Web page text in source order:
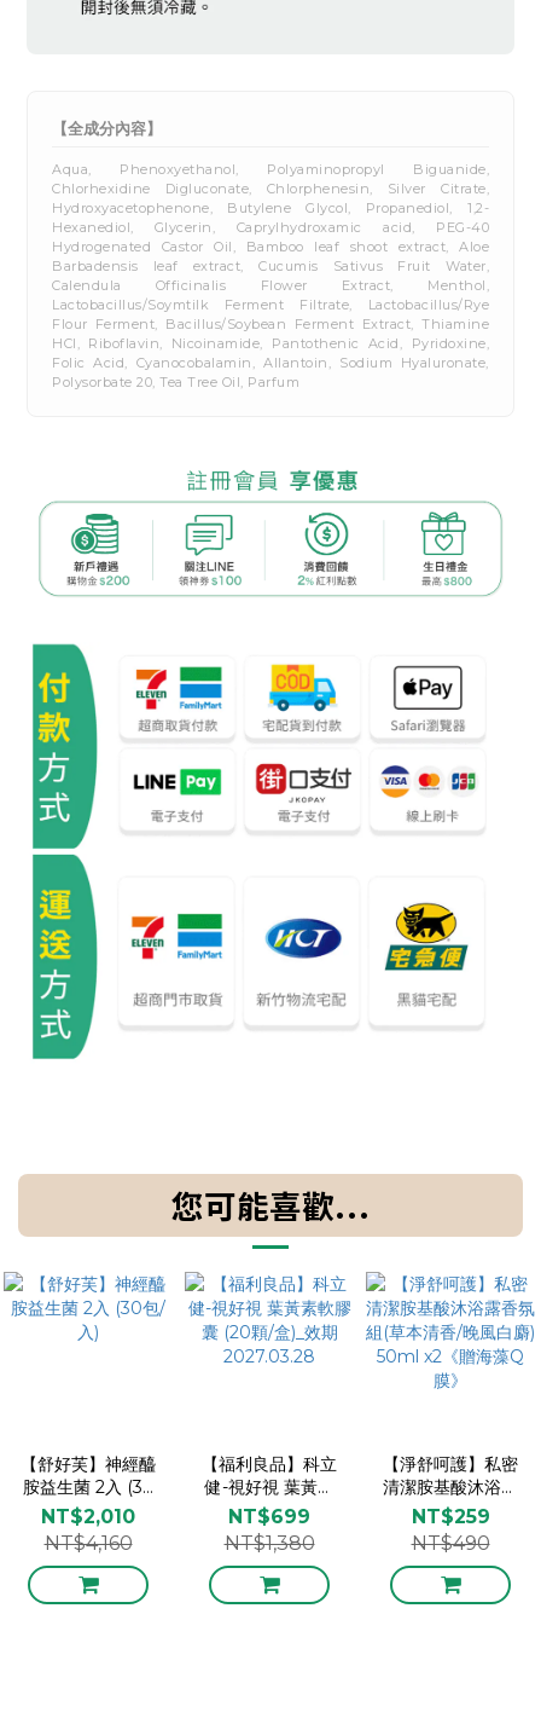
【全成分內容】
Aqua, Phenoxyethanol, Polyaminopropyl Biguanide,
Chlorhexidine Digluconate, Chlorphenesin, Silver Citrate,
Hydroxyacetophenone, Butylene Glycol, Propanediol, 1,2-
Hexanediol, Glycerin, Caprylhydroxamic acid, PEG-40
Hydrogenated Castor Oil, Bamboo leaf shoot extract, Aloe
Barbadensis leaf extract, Cucumis Sativus Fruit Water,
Calendula Officinalis Flower Extract, Menthol,
Lactobacillus/Soymtilk Ferment Filtrate, Lactobacillus/Rye
Flour Ferment, Bacillus/Soybean Ferment Extract, Thiamine
HCl, Riboflavin, Nicoinamide, Pantothenic Acid, Pyridoxine,
Folic Acid, Cyanocobalamin, Allantoin, Sodium Hyaluronate,
Polysorbate 20, Tea Tree Oil, Parfum
您可能喜歡...
【舒好芙】神經醯
胺益生菌 2入 (30
包/入)
NT$2,010
NT$4,160
【福利良品】科立
健-視好視 葉黃素
軟膠囊 (20顆/盒)_
效期2027.03.28
NT$699
NT$1,380
【淨舒呵護】私密
清潔胺基酸沐浴露
香氛組(草本清香/
晚風白麝) 50ml
x2《贈海藻Q膜》
NT$259
NT$490